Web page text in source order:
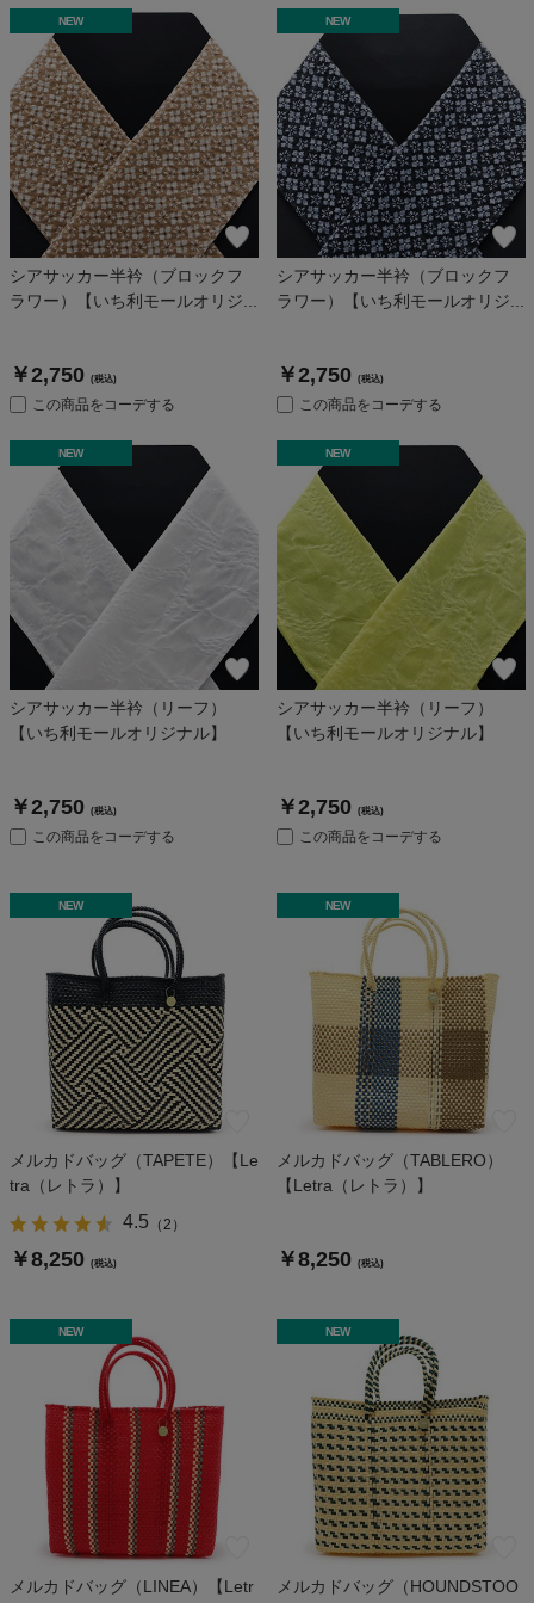
NEW
シアサッカー半衿（ブロックフ
ラワー）【いち利モールオリジ...
￥2,750 (税込)
この商品をコーデする
NEW
シアサッカー半衿（ブロックフ
ラワー）【いち利モールオリジ...
￥2,750 (税込)
この商品をコーデする
NEW
シアサッカー半衿（リーフ）
【いち利モールオリジナル】
￥2,750 (税込)
この商品をコーデする
NEW
シアサッカー半衿（リーフ）
【いち利モールオリジナル】
￥2,750 (税込)
この商品をコーデする
NEW
メルカドバッグ（TAPETE）【Le
tra（レトラ）】
4.5 （ 2 ）
￥8,250 (税込)
NEW
メルカドバッグ（TABLERO）
【Letra（レトラ）】
￥8,250 (税込)
NEW
メルカドバッグ（LINEA）【Letr
NEW
メルカドバッグ（HOUNDSTOO